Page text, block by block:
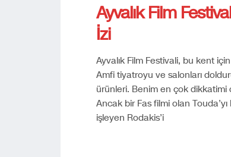
Ayvalık Film
İzi
Ayvalık Film Festivali, bu kent
Amfi tiyatroyu ve salonları
ürünleri. Benim en çok dikkatimi
Ancak bir Fas filmi olan
işleyen Rodakis’i